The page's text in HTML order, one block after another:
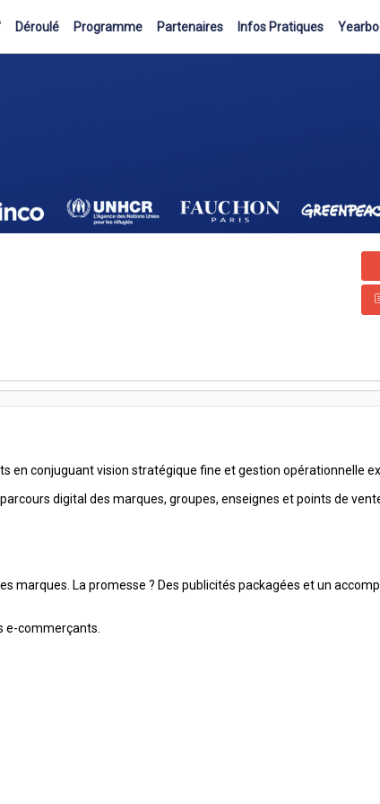
Déroulé Programme Partenaires Infos Pratiques
en conjuguant vision stratégique fine et gestion opérationnelle
digital des marques, groupes, enseignes et points de
marques. La promesse ? Des publicités packagées et un
e-commerçants.